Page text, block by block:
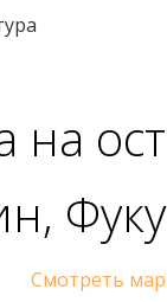
на
Cмотреть